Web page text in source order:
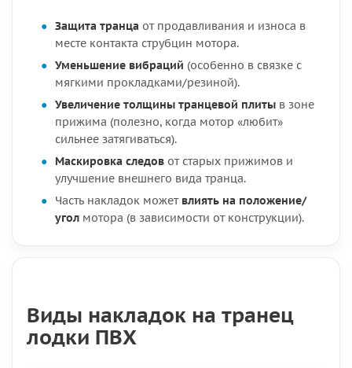
Защита транца от продавливания и износа в
месте контакта струбцин мотора.
Уменьшение вибраций (особенно в связке с
мягкими прокладками/резиной).
Увеличение толщины транцевой плиты в зоне
прижима (полезно, когда мотор «любит»
сильнее затягиваться).
Маскировка следов от старых прижимов и
улучшение внешнего вида транца.
Часть накладок может влиять на положение/
угол мотора (в зависимости от конструкции).
Виды накладок на транец
лодки ПВХ